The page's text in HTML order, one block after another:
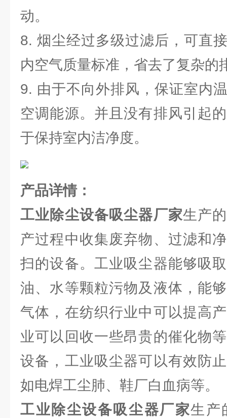
动。
8. 烟尘经过多级过滤后，可直
内空气质量标准，省去了复杂的
9. 由于不向外排风，保证室内
空调能源。并且没有排风引起
于保持室内洁净度。
产品详情：
工业除尘设备吸尘器厂家生产
产过程中收集废弃物、过滤和
扫的设备。工业吸尘器能够吸
油、水等颗粒污物及液体，能
气体，在纺织行业中可以提高
业可以回收一些昂贵的催化物
设备，工业吸尘器可以有效防
如电焊工尘肺、鞋厂白血病等。
工业除尘设备吸尘器厂家生产